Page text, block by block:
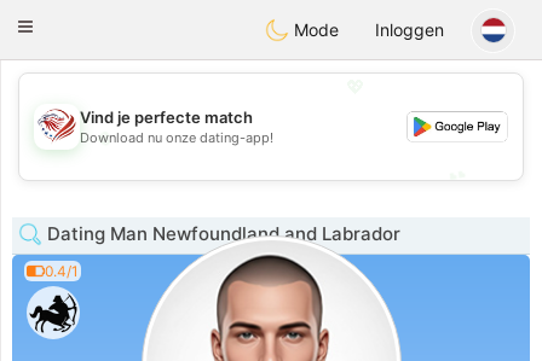
StatesDating
Toggle
Mode Inloggen
💖
Vind je perfecte match
Download nu onze dating-app!
Dating Man Newfoundland and Labrador
0.4/1